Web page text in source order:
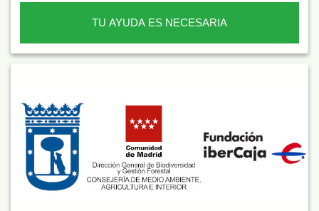
TU AYUDA ES NECESARIA